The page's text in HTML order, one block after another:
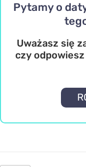
Pytamy o
Uważasz się
czy